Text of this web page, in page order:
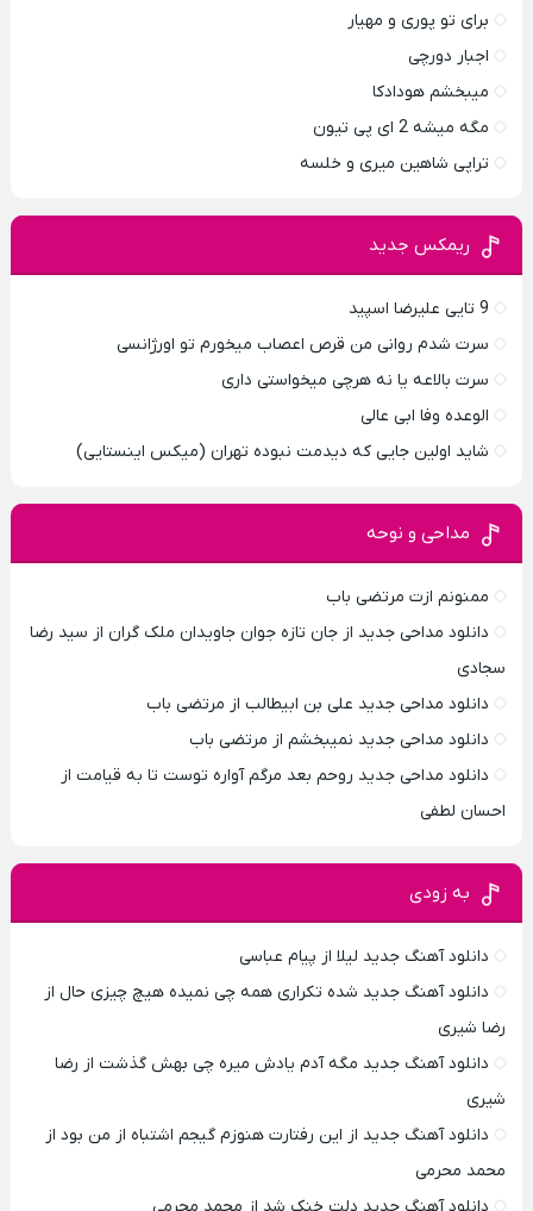
برای تو پوری و مهیار
اجبار دورچی
میبخشم هودادکا
مگه میشه 2 ای پی تیون
تراپی شاهین میری و خلسه
ریمکس جدید
9 تایی علیرضا اسپید
سرت شدم روانی من قرص اعصاب میخورم تو اورژانسی
سرت بالاعه یا نه هرچی میخواستی داری
الوعده وفا ابی عالی
شاید اولین جایی که دیدمت نبوده تهران (میکس اینستایی)
مداحی و نوحه
ممنونم ازت مرتضی باب
دانلود مداحی جدید از جان تازه جوان جاویدان ملک گران از سید رضا
سجادی
دانلود مداحی جدید علی بن ابیطالب از مرتضی باب
دانلود مداحی جدید نمیبخشم از مرتضی باب
دانلود مداحی جدید روحم بعد مرگم آواره توست تا به قیامت از
احسان لطفی
به زودی
دانلود آهنگ جدید لیلا از پیام عباسی
دانلود آهنگ جدید شده تکراری همه چی نمیده هیچ چیزی حال از
رضا شیری
دانلود آهنگ جدید مگه آدم یادش میره چی بهش گذشت از رضا
شیری
دانلود آهنگ جدید از این رفتارت هنوزم گیجم اشتباه از من بود از
محمد محرمی